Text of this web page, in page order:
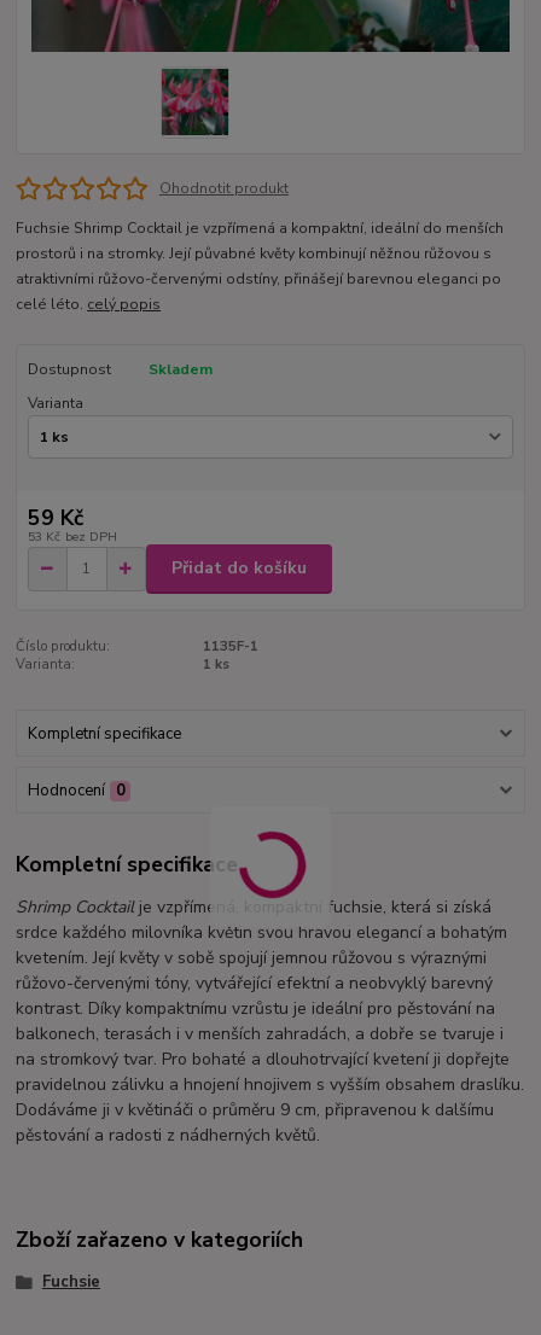
Ohodnotit produkt
Fuchsie Shrimp Cocktail je vzpřímená a kompaktní, ideální do menších
prostorů i na stromky. Její půvabné květy kombinují něžnou růžovou s
atraktivními růžovo-červenými odstíny, přinášejí barevnou eleganci po
celé léto. celý popis
Dostupnost
Skladem
Varianta
59 Kč
53 Kč bez DPH
Přidat do košíku
Číslo produktu:
1135F-1
Varianta:
1 ks
Kompletní specifikace
Hodnocení 0
Kompletní specifikace
Shrimp Cocktailje vzpřímená, kompaktní fuchsie, která si získá
srdce každého milovníka květin svou hravou elegancí a bohatým
kvetením. Její květy v sobě spojují jemnou růžovou s výraznými
růžovo-červenými tóny, vytvářející efektní a neobvyklý barevný
kontrast. Díky kompaktnímu vzrůstu je ideální pro pěstování na
balkonech, terasách i v menších zahradách, a dobře se tvaruje i
na stromkový tvar. Pro bohaté a dlouhotrvající kvetení ji dopřejte
pravidelnou zálivku a hnojení hnojivem s vyšším obsahem draslíku.
Dodáváme ji v květináči o průměru 9 cm, připravenou k dalšímu
pěstování a radosti z nádherných květů.
Zboží zařazeno v kategoriích
Fuchsie